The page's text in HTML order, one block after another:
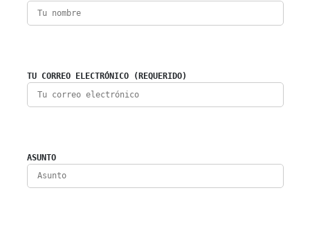
TU CORREO ELECTRÓNICO (REQUERIDO)
ASUNTO